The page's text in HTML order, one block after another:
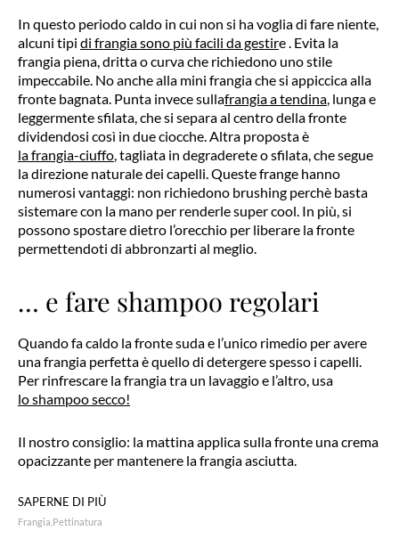
In questo periodo caldo in cui non si ha voglia di fare niente,
alcuni tipi di frangia sono più facili da gestire . Evita la
frangia piena, dritta o curva che richiedono uno stile
impeccabile. No anche alla mini frangia che si appiccica alla
fronte bagnata. Punta invece sullafrangia a tendina , lunga e
leggermente sfilata, che si separa al centro della fronte
dividendosi così in due ciocche. Altra proposta è
la frangia-ciuffo , tagliata in degraderete o sfilata, che segue
la direzione naturale dei capelli. Queste frange hanno
numerosi vantaggi: non richiedono brushing perchè basta
sistemare con la mano per renderle super cool. In più, si
possono spostare dietro l’orecchio per liberare la fronte
permettendoti di abbronzarti al meglio.
… e fare shampoo regolari
Quando fa caldo la fronte suda e l’unico rimedio per avere
una frangia perfetta è quello di detergere spesso i capelli.
Per rinfrescare la frangia tra un lavaggio e l’altro, usa
lo shampoo secco!
Il nostro consiglio: la mattina applica sulla fronte una crema
opacizzante per mantenere la frangia asciutta.
SAPERNE DI PIÙ
Frangia Pettinatura